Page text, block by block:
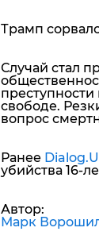
Трамп
Случай стал
свободе.
вопрос
Ранее
убийства 16-
Автор:
Марк